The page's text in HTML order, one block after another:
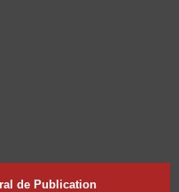
de Publication